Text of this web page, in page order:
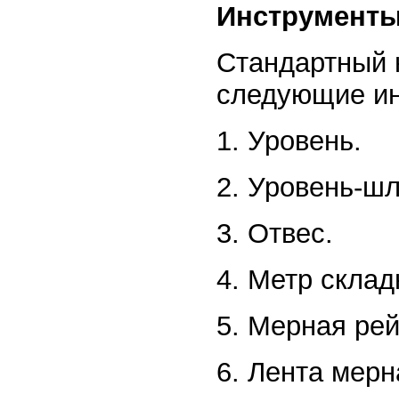
Стандартный
следующие
1. Уровень.
2. Уровень-
3. Отвес.
4. Метр
5. Мерная
6. Лента